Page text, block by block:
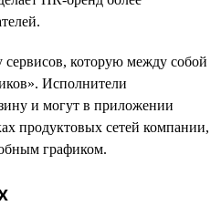
сервисов, которую между собой
Исполнители
и могут в приложении
продуктовых сетей компании,
графиком.